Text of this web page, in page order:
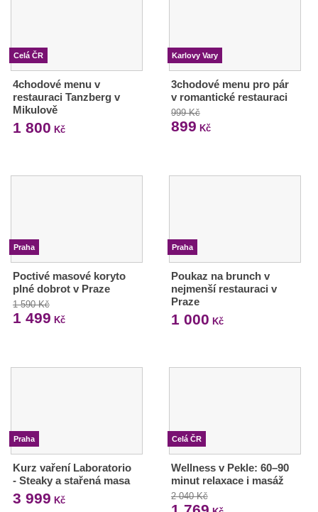
Celá ČR
4chodové menu v
restauraci Tanzberg v
Mikulově
1 800 Kč
Karlovy Vary
3chodové menu pro pár
v romantické restauraci
999 Kč
899 Kč
Praha
Poctivé masové koryto
plné dobrot v Praze
1 590 Kč
1 499 Kč
Praha
Poukaz na brunch v
nejmenší restauraci v
Praze
1 000 Kč
Praha
Kurz vaření Laboratorio
- Steaky a stařená masa
3 999 Kč
Celá ČR
Wellness v Pekle: 60–90
minut relaxace i masáž
2 040 Kč